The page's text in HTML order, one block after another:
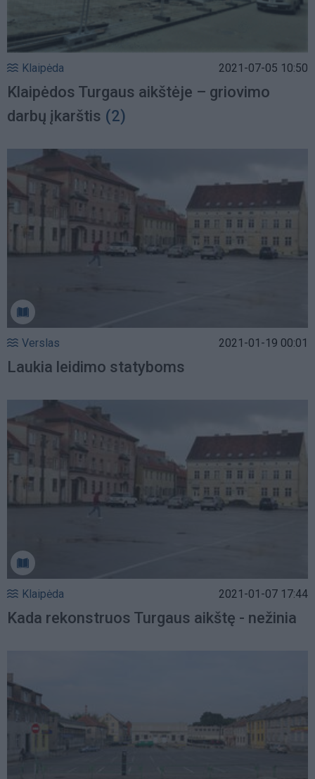
Klaipėda 2021-07-05 10:50
Klaipėdos Turgaus aikštėje – griovimo
darbų įkarštis (2)
Verslas 2021-01-19 00:01
Laukia leidimo statyboms
Klaipėda 2021-01-07 17:44
Kada rekonstruos Turgaus aikštę - nežinia